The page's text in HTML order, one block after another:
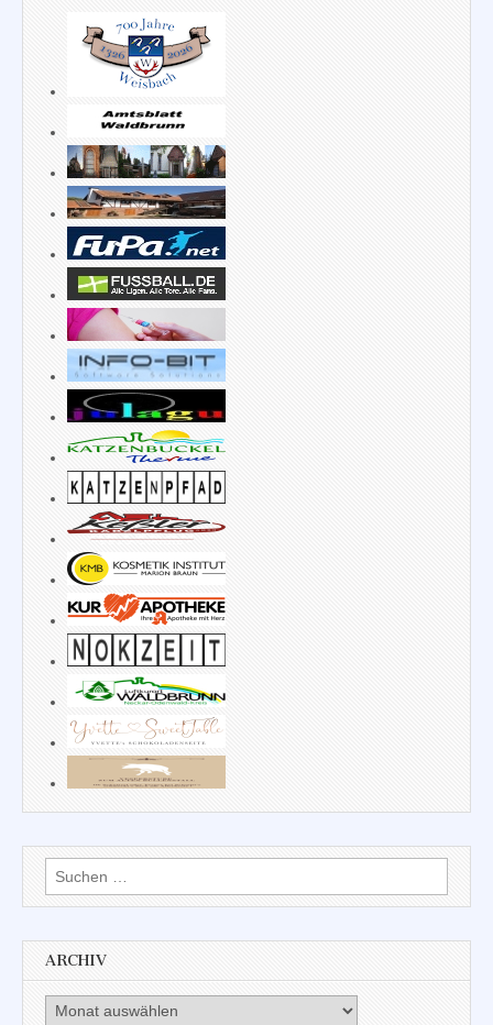
Suchen
nach:
ARCHIV
Archiv